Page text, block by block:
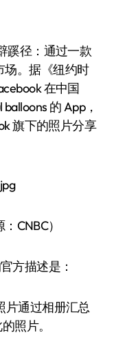
蹊径：通过一款
场。据《纽约时
在中国
的 App，
旗下的照片分享
CNBC）
方描述是：
片通过相册汇总
照片。